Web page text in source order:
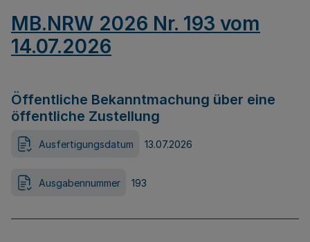
MB.NRW 2026 Nr. 193 vom
14.07.2026
Öffentliche Bekanntmachung über eine
öffentliche Zustellung
Ausfertigungsdatum 13.07.2026
Ausgabennummer 193